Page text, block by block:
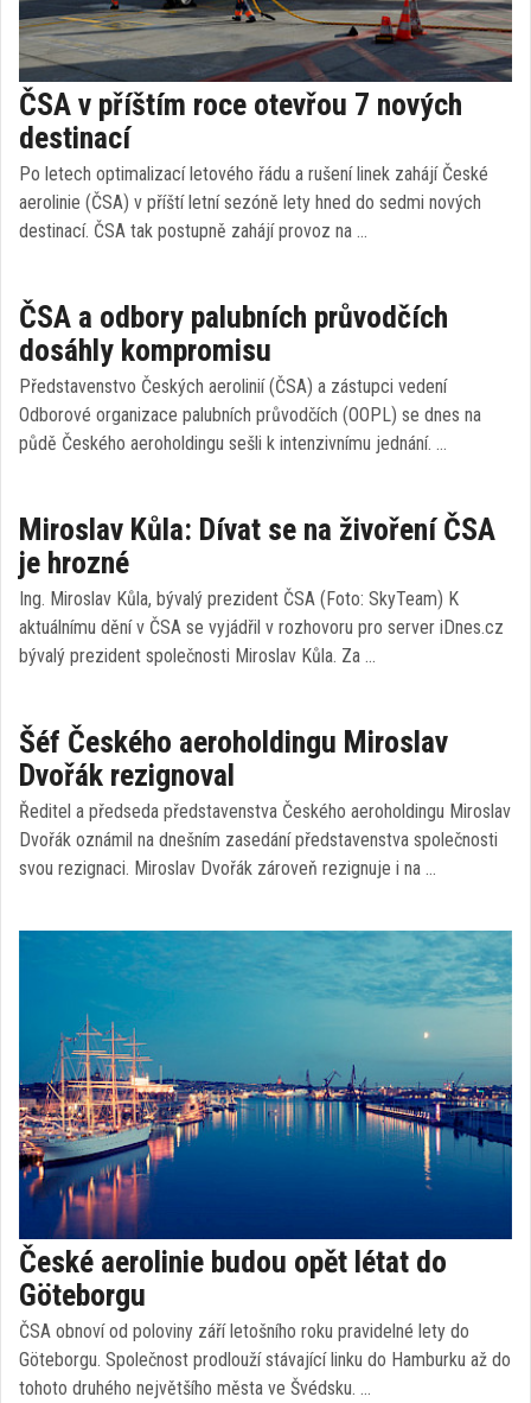
ČSA v příštím roce otevřou 7 nových
destinací
Po letech optimalizací letového řádu a rušení linek zahájí České
aerolinie (ČSA) v příští letní sezóně lety hned do sedmi nových
destinací. ČSA tak postupně zahájí provoz na …
ČSA a odbory palubních průvodčích
dosáhly kompromisu
Představenstvo Českých aerolinií (ČSA) a zástupci vedení
Odborové organizace palubních průvodčích (OOPL) se dnes na
půdě Českého aeroholdingu sešli k intenzivnímu jednání. …
Miroslav Kůla: Dívat se na živoření ČSA
je hrozné
Ing. Miroslav Kůla, bývalý prezident ČSA (Foto: SkyTeam) K
aktuálnímu dění v ČSA se vyjádřil v rozhovoru pro server iDnes.cz
bývalý prezident společnosti Miroslav Kůla. Za …
Šéf Českého aeroholdingu Miroslav
Dvořák rezignoval
Ředitel a předseda představenstva Českého aeroholdingu Miroslav
Dvořák oznámil na dnešním zasedání představenstva společnosti
svou rezignaci. Miroslav Dvořák zároveň rezignuje i na …
České aerolinie budou opět létat do
Göteborgu
ČSA obnoví od poloviny září letošního roku pravidelné lety do
Göteborgu. Společnost prodlouží stávající linku do Hamburku až do
tohoto druhého největšího města ve Švédsku. …